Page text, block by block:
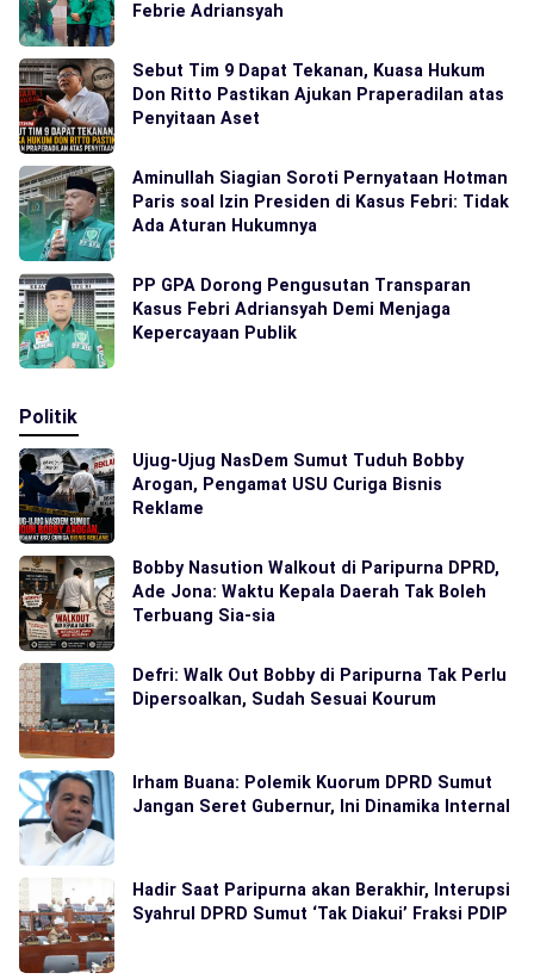
Febrie Adriansyah
Sebut Tim 9 Dapat Tekanan, Kuasa Hukum
Don Ritto Pastikan Ajukan Praperadilan atas
Penyitaan Aset
Aminullah Siagian Soroti Pernyataan Hotman
Paris soal Izin Presiden di Kasus Febri: Tidak
Ada Aturan Hukumnya
PP GPA Dorong Pengusutan Transparan
Kasus Febri Adriansyah Demi Menjaga
Kepercayaan Publik
Politik
Ujug-Ujug NasDem Sumut Tuduh Bobby
Arogan, Pengamat USU Curiga Bisnis
Reklame
Bobby Nasution Walkout di Paripurna DPRD,
Ade Jona: Waktu Kepala Daerah Tak Boleh
Terbuang Sia-sia
Defri: Walk Out Bobby di Paripurna Tak Perlu
Dipersoalkan, Sudah Sesuai Kourum
Irham Buana: Polemik Kuorum DPRD Sumut
Jangan Seret Gubernur, Ini Dinamika Internal
Hadir Saat Paripurna akan Berakhir, Interupsi
Syahrul DPRD Sumut ‘Tak Diakui’ Fraksi PDIP